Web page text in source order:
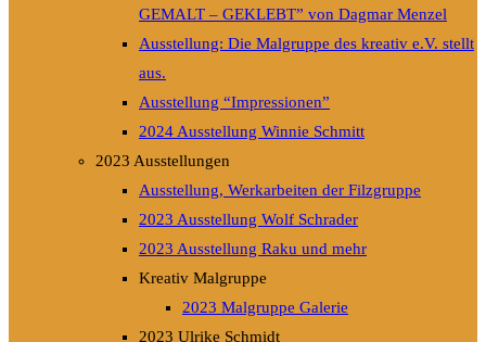
GEMALT – GEKLEBT” von Dagmar Menzel
Ausstellung: Die Malgruppe des kreativ e.V. stellt
aus.
Ausstellung “Impressionen”
2024 Ausstellung Winnie Schmitt
2023 Ausstellungen
Ausstellung, Werkarbeiten der Filzgruppe
2023 Ausstellung Wolf Schrader
2023 Ausstellung Raku und mehr
Kreativ Malgruppe
2023 Malgruppe Galerie
2023 Ulrike Schmidt